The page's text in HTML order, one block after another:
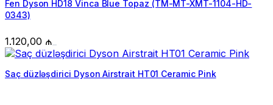
Fen Dyson HD18 Vinca Blue Topaz (TM-MT-XMT-1104-HD-
0343)
1.120,00 ₼
Saç düzləşdirici Dyson Airstrait HT01 Ceramic Pink